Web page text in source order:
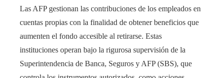
Las AFP gestionan las contribuciones de los empleados en
cuentas propias con la finalidad de obtener beneficios que
aumenten el fondo accesible al retirarse. Estas
instituciones operan bajo la rigurosa supervisión de la
Superintendencia de Banca, Seguros y AFP (SBS), que